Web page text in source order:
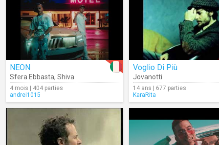
NEON
Sfera Ebbasta, Shiva
4 mois | 404 parties
andrei1015
Voglio Di Più
Jovanotti
14 ans | 677 parties
KaraRita